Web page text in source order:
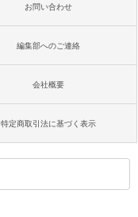
お問い合わせ
編集部へのご連絡
会社概要
特定商取引法に基づく表示